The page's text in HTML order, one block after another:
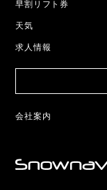
早割リフト券
天気
求人情報
会社案内